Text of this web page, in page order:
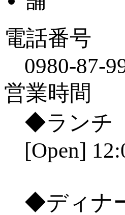
電話番号
0980-87-
営業時間
◆ランチ
[Open]
◆ディナ